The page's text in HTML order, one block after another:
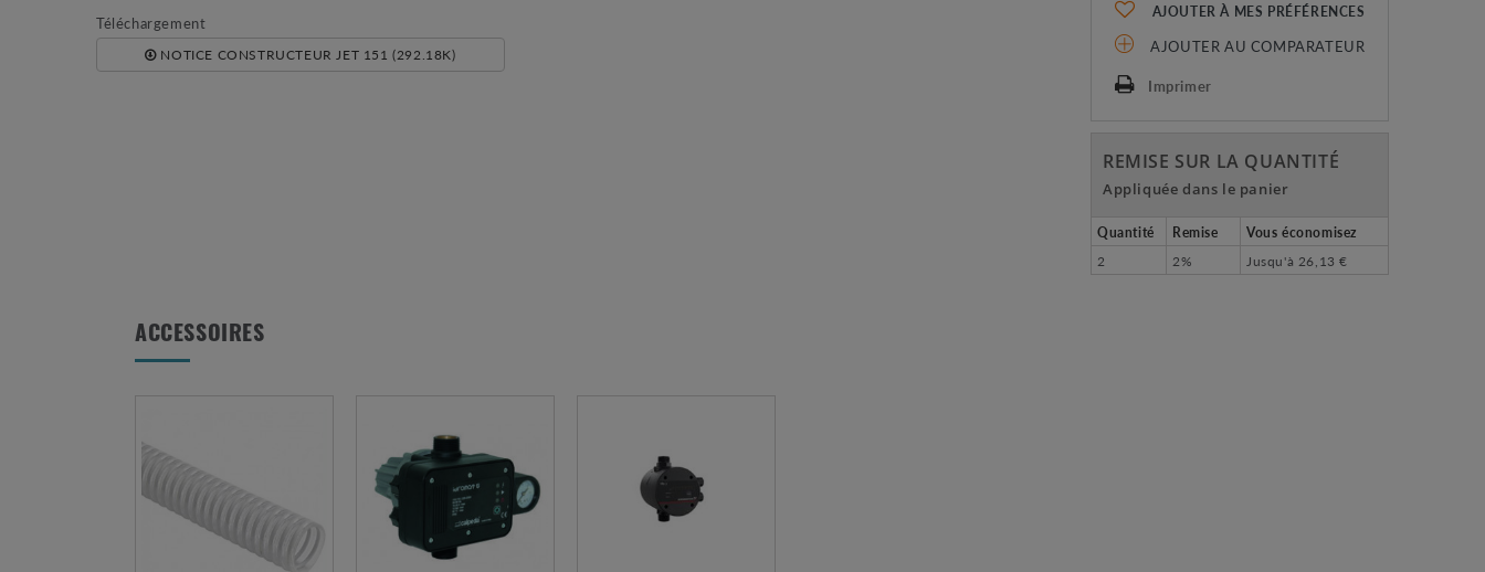
Téléchargement
NOTICE CONSTRUCTEUR JET 151 (292.18K)
AJOUTER À MES PRÉFÉRENCES
AJOUTER AU COMPARATEUR
Imprimer
REMISE SUR LA QUANTITÉ
Appliquée dans le panier
Quantité Remise
Vous économisez
2
2% Jusqu'à 26,13 €
ACCESSOIRES